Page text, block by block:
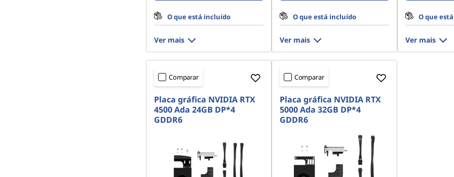
O que está incluído
Ver mais
O que está incluído
Ver mais
O que
Ver mais
Comparar
Placa gráfica NVIDIA RTX
4500 Ada 24GB DP*4
GDDR6
Comparar
Placa gráfica NVIDIA RTX
5000 Ada 32GB DP*4
GDDR6